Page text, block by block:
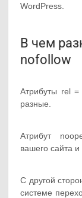
WordPress.
В чем
nofollow
Атрибуты rel =
разные.
Атрибут
вашего сайта
С другой
системе